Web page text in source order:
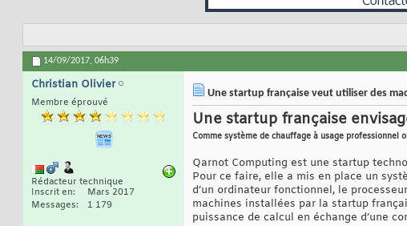
14/09/2017, 06h39
Christian Olivier
Membre éprouvé
Rédacteur technique
Inscrit en
Mars 2017
Messages
1 179
Une startup française veut utiliser des
Une startup française
Comme système de chauffage à usage professionnel
Qarnot Computing est une startup
Pour ce faire, elle a mis en place un
d’un ordinateur fonctionnel, le
machines installées par la startup
puissance de calcul en échange d’une